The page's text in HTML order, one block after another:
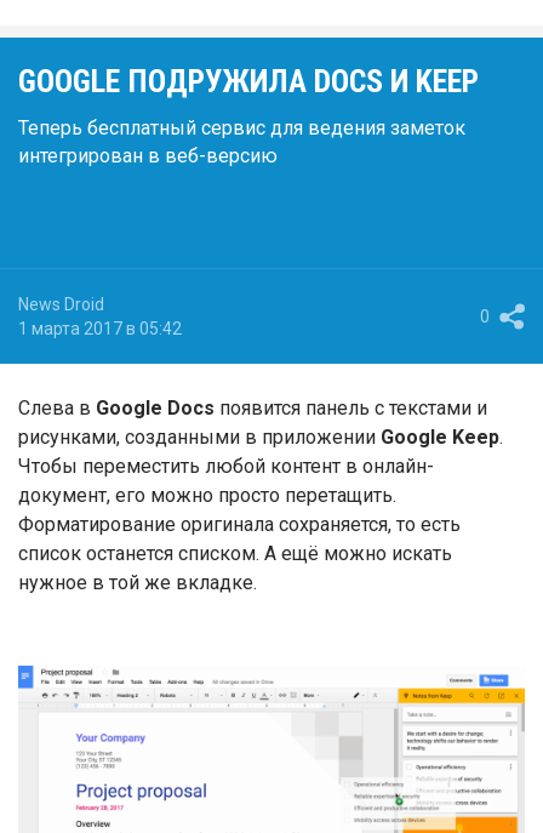
GOOGLE ПОДРУЖИЛА DOCS И KEEP
Теперь бесплатный сервис для ведения заметок
интегрирован в веб-версию
News Droid
1 марта 2017 в 05:42
0
Слева в Google Docs появится панель с текстами и
рисунками, созданными в приложении Google Keep.
Чтобы переместить любой контент в онлайн-
документ, его можно просто перетащить.
Форматирование оригинала сохраняется, то есть
список останется списком. А ещё можно искать
нужное в той же вкладке.